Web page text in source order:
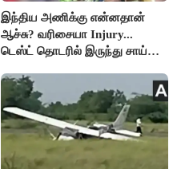
இந்திய அணிக்கு என்னதான்
ஆச்சு? வரிசையா Injury...
டெஸ்ட் தொடரில் இருந்து சாய்